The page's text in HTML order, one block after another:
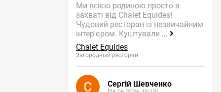
Ми всією родиною просто в
захваті від Chalet Equides!
Чудовий ресторан із незвичайним
інтер'єром. Куштували ...
Chalet Equides
Загородный ресторан
Сергій Шевченко